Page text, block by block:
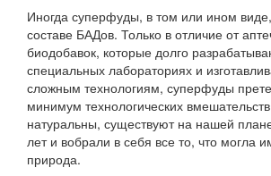
Иногда суперфуды, в том или ином
составе БАДов. Только в отличие от
биодобавок, которые долго
специальных лабораториях и
сложным технологиям, суперфуды
минимум технологических
натуральны, существуют на нашей
лет и вобрали в себя все то, что могла
природа.